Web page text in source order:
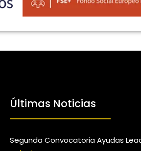
Últimas Noticias
Segunda Convocatoria Ayudas